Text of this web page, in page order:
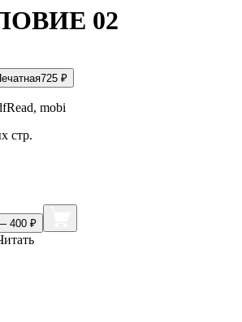
02
725 ₽
mobi
стр.
400 ₽